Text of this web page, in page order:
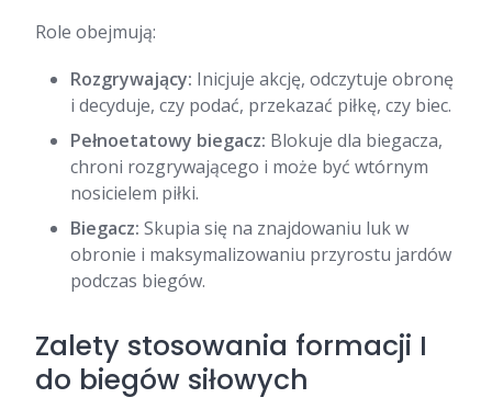
Role obejmują:
Rozgrywający: Inicjuje akcję, odczytuje obronę
i decyduje, czy podać, przekazać piłkę, czy biec.
Pełnoetatowy biegacz: Blokuje dla biegacza,
chroni rozgrywającego i może być wtórnym
nosicielem piłki.
Biegacz: Skupia się na znajdowaniu luk w
obronie i maksymalizowaniu przyrostu jardów
podczas biegów.
Zalety stosowania formacji I
do biegów siłowych